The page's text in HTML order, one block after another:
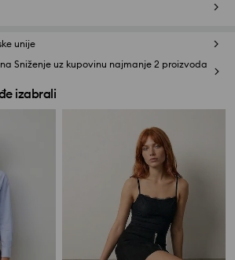
unije
Sniženje uz kupovinu najmanje 2 proizvoda
izabrali